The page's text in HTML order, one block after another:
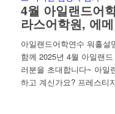
4월 아일랜드어
라스어학원, 에
아일랜드어학연수 워홀
함께 2025년 4월 아일랜
러분을 초대합니다~ 아일
하고 계신가요? 프레스티